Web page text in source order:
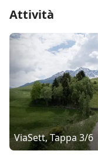
Attività
ViaSett, Tappa 3/6